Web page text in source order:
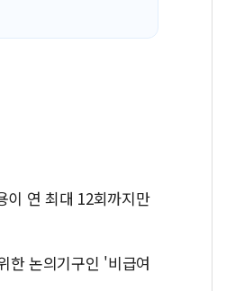
이 연 최대 12회까지만
한 논의기구인 '비급여